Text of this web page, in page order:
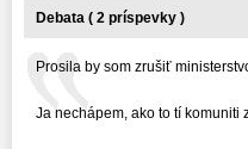
Debata ( 2 príspevky )
Prosila by som zrušiť
Ja nechápem, ako to tí komuniti